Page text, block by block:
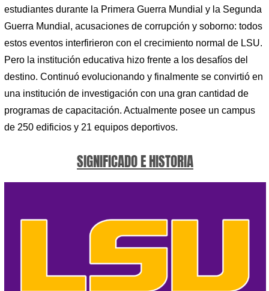
estudiantes durante la Primera Guerra Mundial y la Segunda
Guerra Mundial, acusaciones de corrupción y soborno: todos
estos eventos interfirieron con el crecimiento normal de LSU.
Pero la institución educativa hizo frente a los desafíos del
destino. Continuó evolucionando y finalmente se convirtió en
una institución de investigación con una gran cantidad de
programas de capacitación. Actualmente posee un campus
de 250 edificios y 21 equipos deportivos.
SIGNIFICADO E HISTORIA